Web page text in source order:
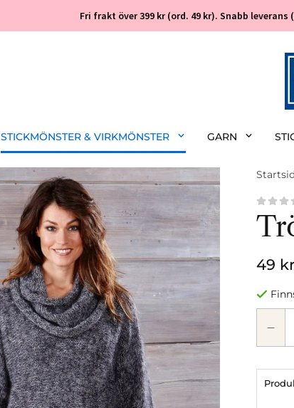
Fri frakt över 399 kr (ord. 49 kr). Snabb
STICKMÖNSTER & VIRKMÖNSTER GARN
49 kr